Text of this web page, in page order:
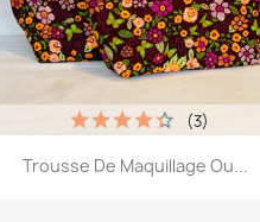
Aperçu rapide
Trousse De Maquillage Ou...
(3)